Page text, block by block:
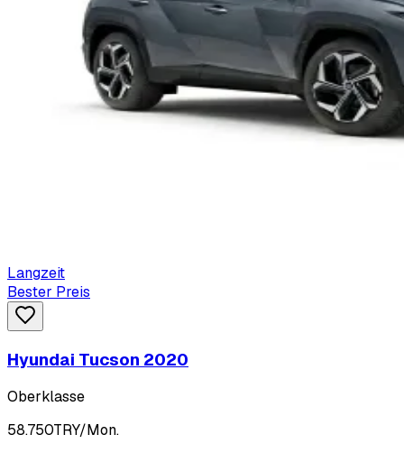
Langzeit
Bester Preis
Hyundai Tucson 2020
Oberklasse
58.750TRY/Mon.